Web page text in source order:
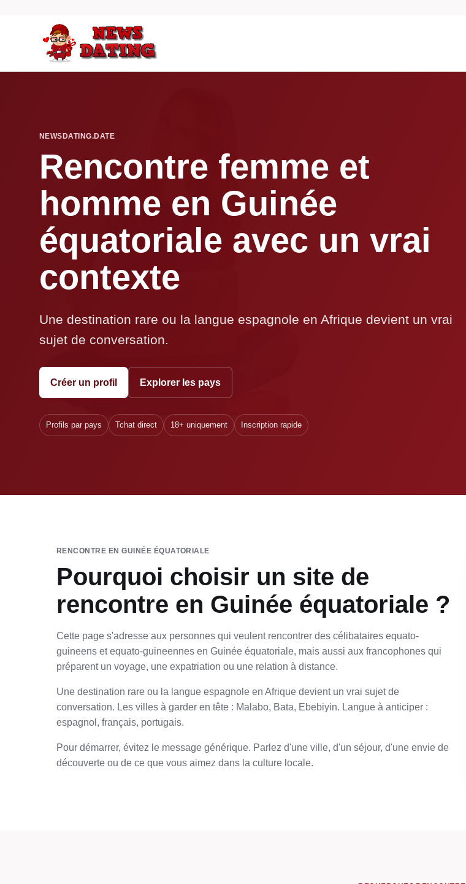
NEWSDATING.DATE
Rencontre femme et
homme en Guinée
équatoriale avec un vrai
contexte
Une destination rare ou la langue espagnole en Afrique devient un vrai
sujet de conversation.
Créer un profil Explorer les pays
Profils par pays Tchat direct 18+ uniquement Inscription rapide
RENCONTRE EN GUINÉE ÉQUATORIALE
Pourquoi choisir un site de
rencontre en Guinée équatoriale ?
Cette page s'adresse aux personnes qui veulent rencontrer des célibataires equato-
guineens et equato-guineennes en Guinée équatoriale, mais aussi aux francophones qui
préparent un voyage, une expatriation ou une relation à distance.
Une destination rare ou la langue espagnole en Afrique devient un vrai sujet de
conversation. Les villes à garder en tête : Malabo, Bata, Ebebiyin. Langue à anticiper :
espagnol, français, portugais.
Pour démarrer, évitez le message générique. Parlez d'une ville, d'un séjour, d'une envie de
découverte ou de ce que vous aimez dans la culture locale.